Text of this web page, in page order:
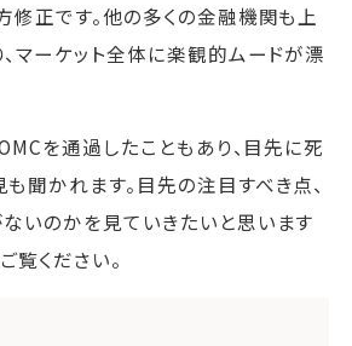
修正です。他の多くの金融機関も上
マーケット全体に楽観的ムードが漂
を通過したこともあり、目先に死
聞かれます。目先の注目すべき点、
いのかを見ていきたいと思います
覧ください。